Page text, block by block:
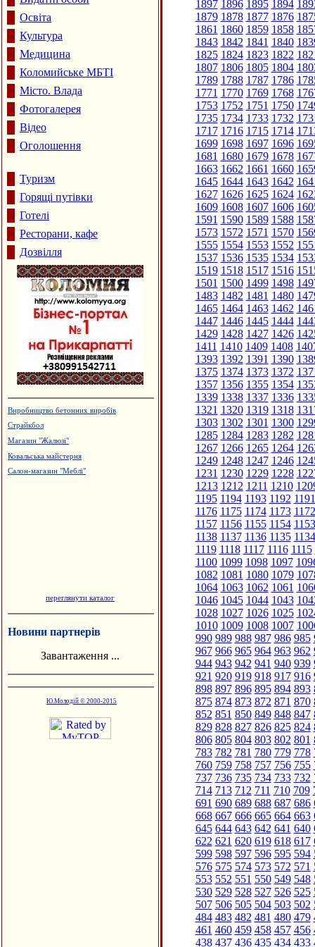
Освіта
Культура
Медицина
Коломийське МБТІ
Місто. Влада
Фотогалерея
Відео
Оголошення
Туризм
Горящі путівки
Готелі
Ресторани, кафе
Дозвілля
Виробництво бетонних виробів
Страйкбол
Магазин "Жалюзі"
Ковальська майстерня
Салон-магазин "Меблі"
переглянути каталог
Новини партнерів
Завантаження ...
Ю.Молодій © 2000-2015
1897 1896 1895 1894
1879 1878 1877 1876
1861 1860 1859 1858
1843 1842 1841 1840
1825 1824 1823 1822
1807 1806 1805 1804
1789 1788 1787 1786
1771 1770 1769 1768
1753 1752 1751 1750
1735 1734 1733 1732
1717 1716 1715 1714
1699 1698 1697 1696
1681 1680 1679 1678
1663 1662 1661 1660
1645 1644 1643 1642
1627 1626 1625 1624
1609 1608 1607 1606
1591 1590 1589 1588
1573 1572 1571 1570
1555 1554 1553 1552
1537 1536 1535 1534
1519 1518 1517 1516
1501 1500 1499 1498
1483 1482 1481 1480
1465 1464 1463 1462
1447 1446 1445 1444
1429 1428 1427 1426
1411 1410 1409 1408
1393 1392 1391 1390
1375 1374 1373 1372
1357 1356 1355 1354
1339 1338 1337 1336
1321 1320 1319 1318
1303 1302 1301 1300
1285 1284 1283 1282
1267 1266 1265 1264
1249 1248 1247 1246
1231 1230 1229 1228
1213 1212 1211 1210
1195 1194 1193 1192 1191
1176 1175 1174 1173 1172
1157 1156 1155 1154 1153
1138 1137 1136 1135 1134
1119 1118 1117 1116 1115
1100 1099 1098 1097
1082 1081 1080 1079
1064 1063 1062 1061
1046 1045 1044 1043
1028 1027 1026 1025
1010 1009 1008 1007
990 989 988 987 986 985
967 966 965 964 963 962
944 943 942 941 940 939
921 920 919 918 917 916
898 897 896 895 894 893
875 874 873 872 871 870
852 851 850 849 848 847
829 828 827 826 825 824
806 805 804 803 802 801
783 782 781 780 779 778
760 759 758 757 756 755
737 736 735 734 733 732
714 713 712 711 710 709
691 690 689 688 687 686
668 667 666 665 664 663
645 644 643 642 641 640
622 621 620 619 618 617
599 598 597 596 595 594
576 575 574 573 572 571
553 552 551 550 549 548
530 529 528 527 526 525
507 506 505 504 503 502
484 483 482 481 480 479
461 460 459 458 457 456
438 437 436 435 434 433